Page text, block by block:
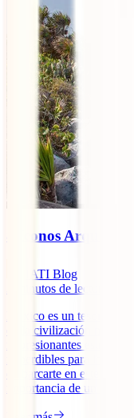
8 Iconos
IATI Blog
minutos de lectura
México es un tesoro
de la civilización maya.
impresionantes
imperdibles para los
embarcarte en este viaje
importancia de un seguro